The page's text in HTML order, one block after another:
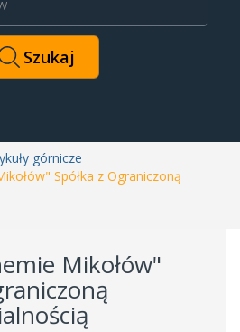
górnicze
Spółka z Ograniczoną
Mikołów"